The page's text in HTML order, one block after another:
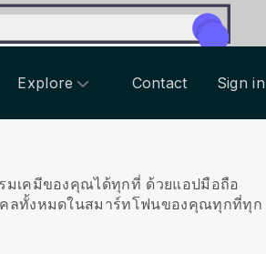
Explore Contact Sign in
มเคมีของคุณได้ทุกที่ ด้วยแอปมือถือ
คลทั้งหมดในสมาร์ทโฟนของคุณทุกที่ทุก